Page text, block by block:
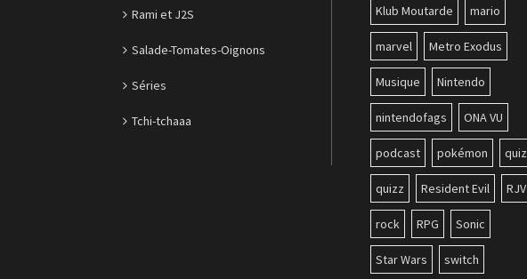
Rami et J2S
Salade-Tomates-Oignons
Séries
Tchi-tchaaa
Klub Moutarde mario
marvel Metro Exodus
Musique Nintendo
nintendofags ONA VU
podcast pokémon quiz
quizz Resident Evil RJV
rock RPG Sonic
Star Wars switch